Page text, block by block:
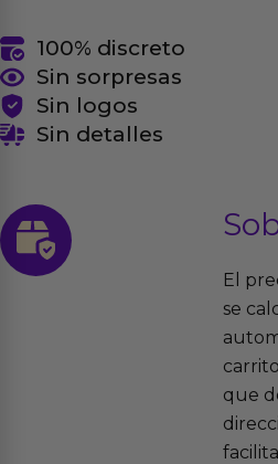
100% discreto
Sin sorpresas
Sin logos
Sin detalles
El
se
que